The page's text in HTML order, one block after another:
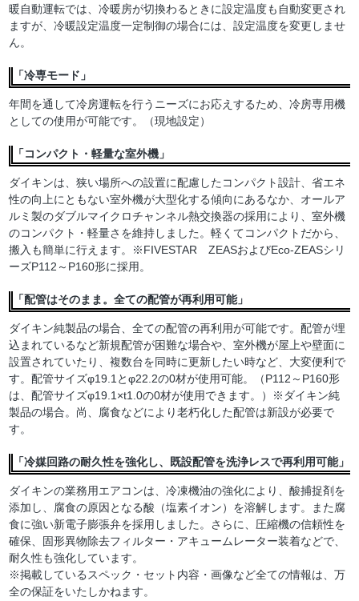
暖自動運転では、冷暖房が切換わるときに設定温度も自動変更され
ますが、冷暖設定温度一定制御の場合には、設定温度を変更しませ
ん。
「冷専モード」
年間を通して冷房運転を行うニーズにお応えするため、冷房専用機
としての使用が可能です。（現地設定）
「コンパクト・軽量な室外機」
ダイキンは、狭い場所への設置に配慮したコンパクト設計、省エネ
性の向上にともない室外機が大型化する傾向にあるなか、オールア
ルミ製のダブルマイクロチャンネル熱交換器の採用により、室外機
のコンパクト・軽量さを維持しました。軽くてコンパクトだから、
搬入も簡単に行えます。※FIVESTAR ZEASおよびEco-ZEASシリ
ーズP112～P160形に採用。
「配管はそのまま。全ての配管が再利用可能」
ダイキン純製品の場合、全ての配管の再利用が可能です。配管が埋
込まれているなど新規配管が困難な場合や、室外機が屋上や壁面に
設置されていたり、複数台を同時に更新したい時など、大変便利で
す。配管サイズφ19.1とφ22.2の0材が使用可能。（P112～P160形
は、配管サイズφ19.1×t1.0の0材が使用できます。）※ダイキン純
製品の場合。尚、腐食などにより老朽化した配管は新設が必要で
す。
「冷媒回路の耐久性を強化し、既設配管を洗浄レスで再利用可能」
ダイキンの業務用エアコンは、冷凍機油の強化により、酸捕捉剤を
添加し、腐食の原因となる酸（塩素イオン）を溶解します。また腐
食に強い新電子膨張弁を採用しました。さらに、圧縮機の信頼性を
確保、固形異物除去フィルター・アキュームレーター装着などで、
耐久性も強化しています。
※掲載しているスペック・セット内容・画像など全ての情報は、万
全の保証をいたしかねます。